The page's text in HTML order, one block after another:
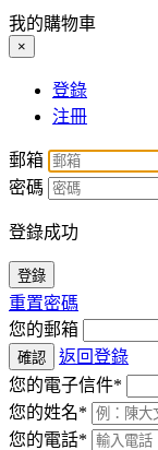
我的購物車
×
登錄
注冊
郵箱
密碼
登錄成功
登錄
重置密碼
您的郵箱
確認
返回登錄
您的電子信件*
您的姓名*
您的電話*